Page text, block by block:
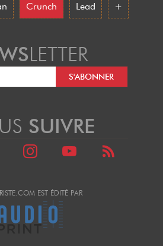
Crunch Lead +
LETTER
EST ÉDITÉ PAR
SUIVRE